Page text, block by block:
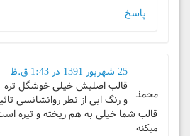
پاسخ
محمذ
25 شهریور 1391 در 1:43 ق.ظ
قالب اصلیش خیلی خوشگل تره
و رنگ ابی از نطر روانشانسی
قالب شما خیلی به هم ریخته و تیره
میکنه